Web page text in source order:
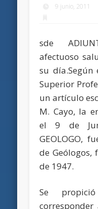
9 junio, 2011
sde
afectuoso
su día.Según
Superior
un artículo
M. Cayo, la
el 9 de
GEOLOGO,
de Geólogos,
de 1947.
Se